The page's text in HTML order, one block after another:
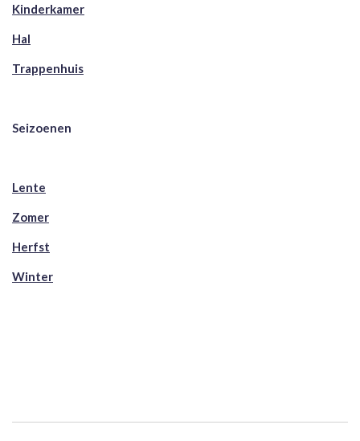
Kinderkamer
Hal
Trappenhuis
Seizoenen
Lente
Zomer
Herfst
Winter